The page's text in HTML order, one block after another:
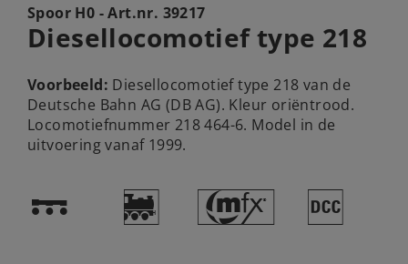
Spoor H0 - Art.nr. 39217
Diesellocomotief type 218
Voorbeeld: Diesellocomotief type 218 van de
Deutsche Bahn AG (DB AG). Kleur oriëntrood.
Locomotiefnummer 218 464-6. Model in de
uitvoering vanaf 1999.
! ) # §